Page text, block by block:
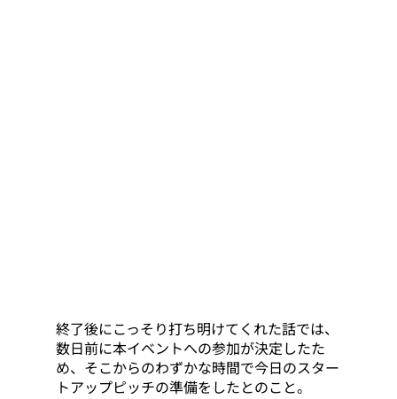
終了後にこっそり打ち明けてくれた話では、
数日前に本イベントへの参加が決定したた
め、そこからのわずかな時間で今日のスター
トアップピッチの準備をしたとのこと。